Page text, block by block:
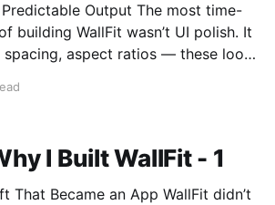
Output The most time-
building WallFit wasn’t UI polish. It
I Built WallFit - 1
an App WallFit didn’t